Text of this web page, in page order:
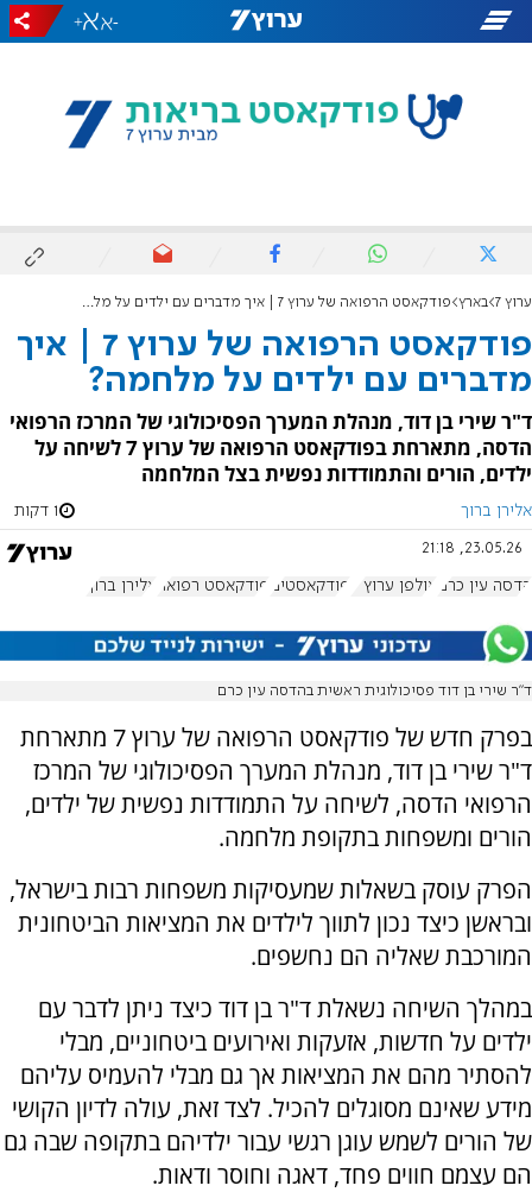
-
+
ערוץ 7 בארץ פודקאסט הרפואה של ערוץ 7 | איך מדברים עם ילדים על מלחמה?
פודקאסט הרפואה של ערוץ 7 | איך
מדברים עם ילדים על מלחמה?
ד"ר שירי בן דוד, מנהלת המערך הפסיכולוגי של המרכז הרפואי
הדסה, מתארחת בפודקאסט הרפואה של ערוץ 7 לשיחה על
ילדים, הורים והתמודדות נפשית בצל המלחמה
אלירן ברוך 1 דקות
23.05.26, 21:18
הדסה עין כרם אולפן ערוץ 7 פודקאסטים פודקאסט רפואה אלירן ברוך
ד"ר שירי בן דוד פסיכולוגית ראשית בהדסה עין כרם
בפרק חדש של פודקאסט הרפואה של ערוץ 7 מתארחת
ד"ר שירי בן דוד, מנהלת המערך הפסיכולוגי של המרכז
הרפואי הדסה, לשיחה על התמודדות נפשית של ילדים,
הורים ומשפחות בתקופת מלחמה.
הפרק עוסק בשאלות שמעסיקות משפחות רבות בישראל,
ובראשן כיצד נכון לתווך לילדים את המציאות הביטחונית
המורכבת שאליה הם נחשפים.
במהלך השיחה נשאלת ד"ר בן דוד כיצד ניתן לדבר עם
ילדים על חדשות, אזעקות ואירועים ביטחוניים, מבלי
להסתיר מהם את המציאות אך גם מבלי להעמיס עליהם
מידע שאינם מסוגלים להכיל. לצד זאת, עולה לדיון הקושי
של הורים לשמש עוגן רגשי עבור ילדיהם בתקופה שבה גם
הם עצמם חווים פחד, דאגה וחוסר ודאות.